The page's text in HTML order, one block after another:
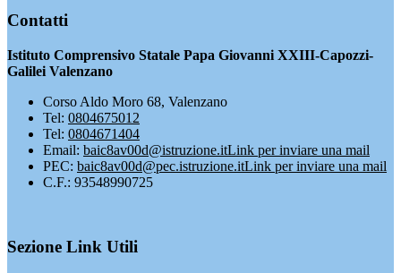
Contatti
Istituto Comprensivo Statale Papa Giovanni XXIII-Capozzi-
Galilei Valenzano
Corso Aldo Moro 68, Valenzano
Tel: 0804675012
Tel: 0804671404
Email: baic8av00d@istruzione.itLink per inviare una mail
PEC: baic8av00d@pec.istruzione.itLink per inviare una mail
C.F.: 93548990725
Sezione Link Utili